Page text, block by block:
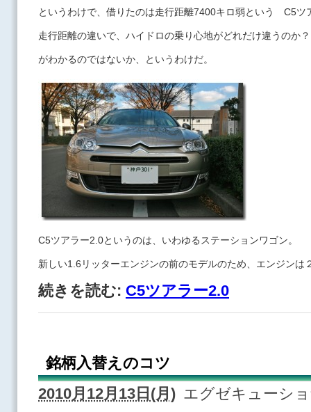
というわけで、借りたのは走行距離7400キロ弱という C5ツ
走行距離の違いで、ハイドロの乗り心地がどれだけ違うのか？
がわかるのではないか、というわけだ。
C5ツアラー2.0というのは、いわゆるステーションワゴン。
新しい1.6リッターエンジンの前のモデルのため、エンジンは
続きを読む: C5ツアラー2.0
銘柄入替えのコツ
2010月12月13日(月) エグゼキューシ